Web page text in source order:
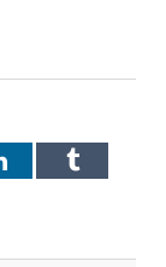
LinkedInTumblr